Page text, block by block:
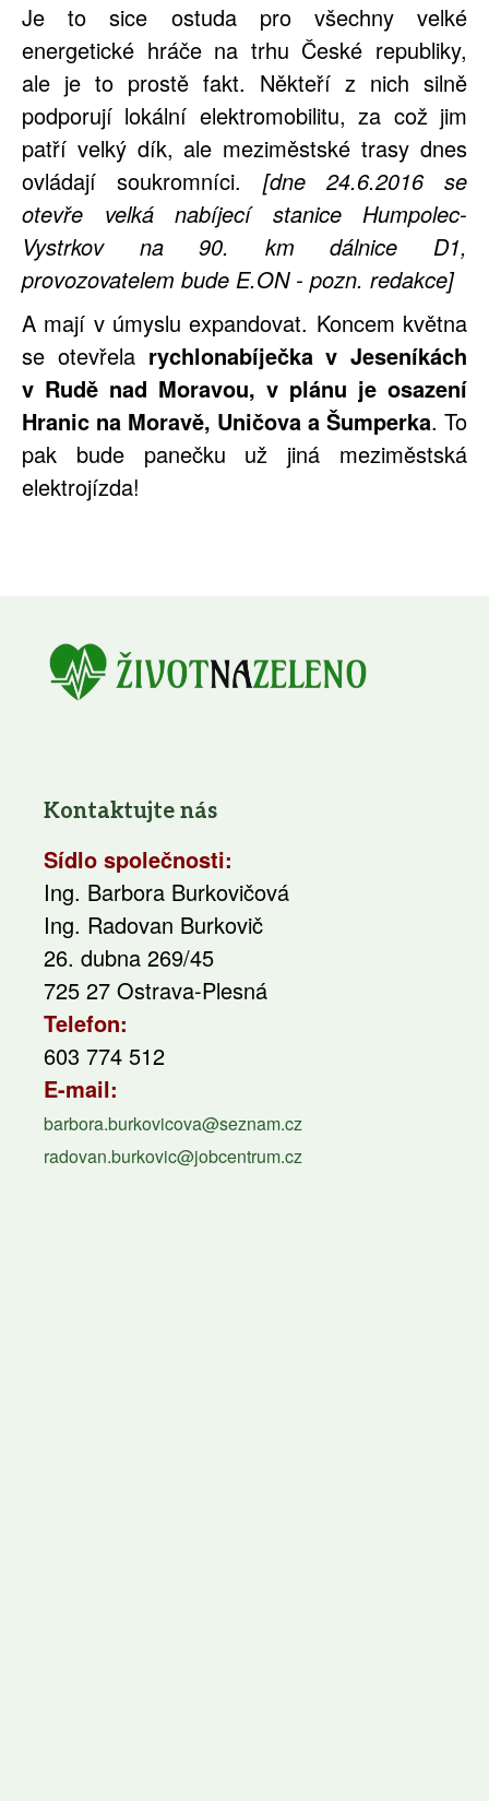
Je to sice ostuda pro všechny velké
energetické hráče na trhu České republiky,
ale je to prostě fakt. Někteří z nich silně
podporují lokální elektromobilitu, za což jim
patří velký dík, ale meziměstské trasy dnes
ovládají soukromníci. [dne 24.6.2016 se
otevře velká nabíjecí stanice Humpolec-
Vystrkov na 90. km dálnice D1,
provozovatelem bude E.ON - pozn. redakce]
A mají v úmyslu expandovat. Koncem května
se otevřela rychlonabíječka v Jeseníkách
v Rudě nad Moravou, v plánu je osazení
Hranic na Moravě, Uničova a Šumperka. To
pak bude panečku už jiná meziměstská
elektrojízda!
Kontaktujte nás
Sídlo společnosti:
Ing. Barbora Burkovičová
Ing. Radovan Burkovič
26. dubna 269/45
725 27 Ostrava-Plesná
Telefon:
603 774 512
E-mail:
barbora.burkovicova@seznam.cz
radovan.burkovic@jobcentrum.cz